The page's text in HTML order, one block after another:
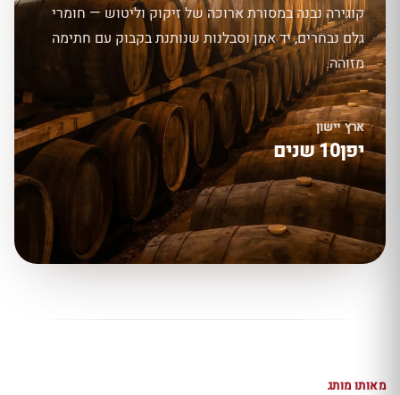
קוגירה נבנה במסורת ארוכה של זיקוק וליטוש — חומרי
גלם נבחרים, יד אמן וסבלנות שנותנת בקבוק עם חתימה
מזוהה.
ארץ
יפן
יישון
10 שנים
מאותו מותג